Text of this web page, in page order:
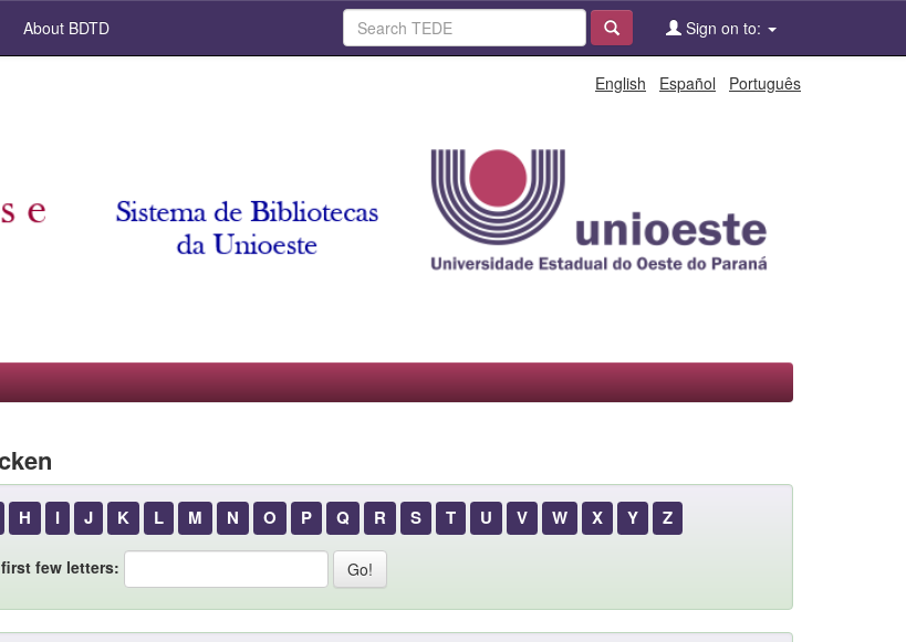
About BDTD Sign on to:
English Español Português
H I J K L M N O P Q R S T U V W X Y Z
few letters: